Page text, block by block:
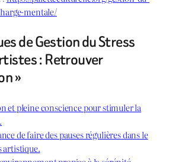
mentale/
de Gestion du Stress
: Retrouver
»
et pleine conscience pour stimuler la
de faire des pauses régulières dans le
artistique.